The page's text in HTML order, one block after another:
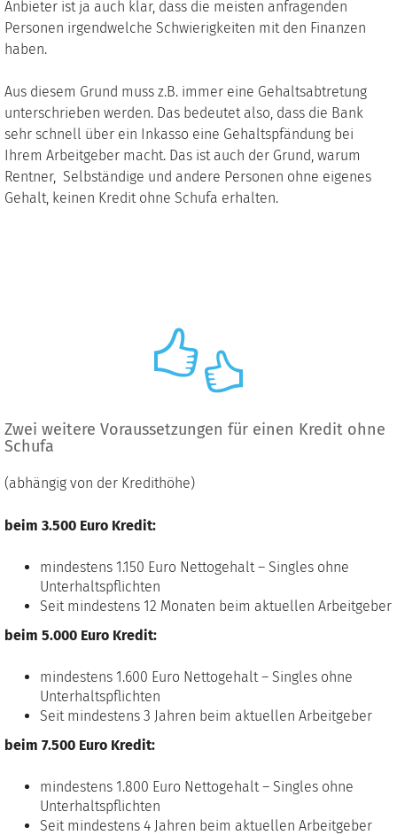
Anbieter ist ja auch klar, dass die meisten anfragenden
Personen irgendwelche Schwierigkeiten mit den Finanzen
haben.
Aus diesem Grund muss z.B. immer eine Gehaltsabtretung
unterschrieben werden. Das bedeutet also, dass die Bank
sehr schnell über ein Inkasso eine Gehaltspfändung bei
Ihrem Arbeitgeber macht. Das ist auch der Grund, warum
Rentner, Selbständige und andere Personen ohne eigenes
Gehalt, keinen Kredit ohne Schufa erhalten.
Zwei weitere Voraussetzungen für einen Kredit ohne
Schufa
(abhängig von der Kredithöhe)
beim 3.500 Euro Kredit:
mindestens 1.150 Euro Nettogehalt – Singles ohne
Unterhaltspflichten
Seit mindestens 12 Monaten beim aktuellen Arbeitgeber
beim 5.000 Euro Kredit:
mindestens 1.600 Euro Nettogehalt – Singles ohne
Unterhaltspflichten
Seit mindestens 3 Jahren beim aktuellen Arbeitgeber
beim 7.500 Euro Kredit:
mindestens 1.800 Euro Nettogehalt – Singles ohne
Unterhaltspflichten
Seit mindestens 4 Jahren beim aktuellen Arbeitgeber